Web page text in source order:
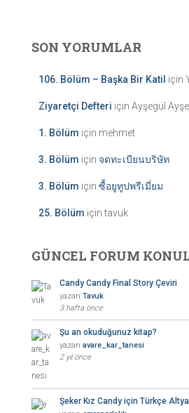
SON YORUMLAR
106. Bölüm – Başka Bir Katil için
Ziyaretçi Defteri için Ayşegül
1. Bölüm için mehmet
3. Bölüm için จดทะเบียนบริษัท
3. Bölüm için ซื้อยูทูปพรีเมี่ยม
25. Bölüm içintavuk
GÜNCEL FORUM
Candy Candy Final Story Çeviri
yazan Tavuk
3 hafta önce
Şu an okuduğunuz kitap?
yazan avare_kar_tanesi
2 yıl önce
Şeker Kız Candy için Türkçe